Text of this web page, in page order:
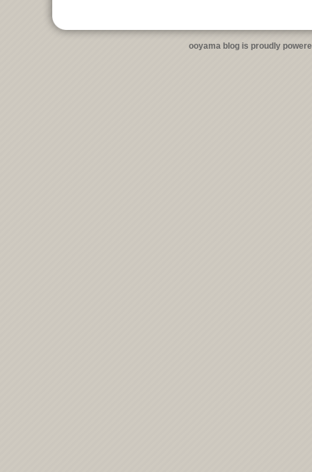
ooyama blog is proudly